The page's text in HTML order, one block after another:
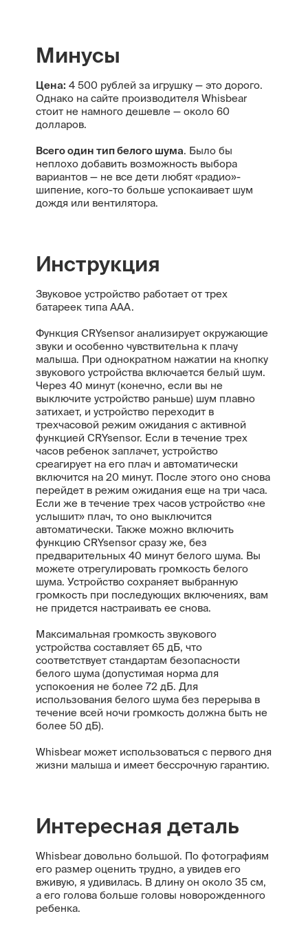
Минусы
Цена: 4 500 рублей за игрушку — это дорого.
Однако на сайте производителя Whisbear
стоит не намного дешевле — около 60
долларов.
Всего один тип белого шума. Было бы
неплохо добавить возможность выбора
вариантов — не все дети любят «радио»-
шипение, кого-то больше успокаивает шум
дождя или вентилятора.
Инструкция
Звуковое устройство работает от трех
батареек типа ААА.
Функция CRYsensor анализирует окружающие
звуки и особенно чувствительна к плачу
малыша. При однократном нажатии на кнопку
звукового устройства включается белый шум.
Через 40 минут (конечно, если вы не
выключите устройство раньше) шум плавно
затихает, и устройство переходит в
трехчасовой режим ожидания с активной
функцией CRYsensor. Если в течение трех
часов ребенок заплачет, устройство
среагирует на его плач и автоматически
включится на 20 минут. После этого оно снова
перейдет в режим ожидания еще на три часа.
Если же в течение трех часов устройство «не
услышит» плач, то оно выключится
автоматически. Также можно включить
функцию CRYsensor сразу же, без
предварительных 40 минут белого шума. Вы
можете отрегулировать громкость белого
шума. Устройство сохраняет выбранную
громкость при последующих включениях, вам
не придется настраивать ее снова.
Максимальная громкость звукового
устройства составляет 65 дБ, что
соответствует стандартам безопасности
белого шума (допустимая норма для
успокоения не более 72 дБ. Для
использования белого шума без перерыва в
течение всей ночи громкость должна быть не
более 50 дБ).
Whisbear может использоваться с первого дня
жизни малыша и имеет бессрочную гарантию.
Интересная деталь
Whisbear довольно большой. По фотографиям
его размер оценить трудно, а увидев его
вживую, я удивилась. В длину он около 35 см,
а его голова больше головы новорожденного
ребенка.